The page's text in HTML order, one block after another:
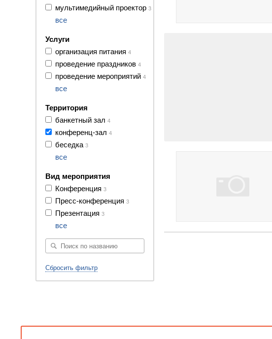
мультимедийный проектор 3
все
Услуги
организация питания 4
проведение праздников 4
проведение мероприятий 4
все
Территория
банкетный зал 4
конференц-зал 4
беседка 3
все
Вид мероприятия
Конференция 3
Пресс-конференция 3
Презентация 3
все
Сбросить фильтр